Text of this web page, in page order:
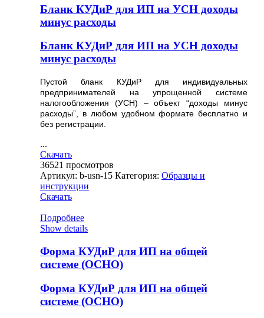
Бланк КУДиР для ИП на УСН доходы
минус расходы
Бланк КУДиР для ИП на УСН доходы
минус расходы
Пустой бланк КУДиР для индивидуальных
предпринимателей на упрощенной системе
налогообложения (УСН) – объект “доходы минус
расходы”, в любом удобном формате бесплатно и
без регистрации.
...
Скачать
36521 просмотров
Артикул: b-usn-15 Категория: Образцы и
инструкции
Скачать
Подробнее
Show details
Форма КУДиР для ИП на общей
системе (ОСНО)
Форма КУДиР для ИП на общей
системе (ОСНО)